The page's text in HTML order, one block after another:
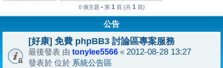
0 個主題 • 第 1 頁 (共 1 頁)
公告
[好康] 免費 phpBB3 討論區專案服務
最後發表 由 tonylee5566 « 2012-08-28 13:27
發表於 位於 系統公告區